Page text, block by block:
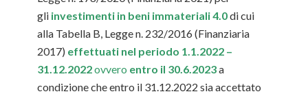
gli investimenti in beni immateriali 4.0di cui
alla Tabella B, Legge n. 232/2016 (Finanziaria
2017) effettuati nel periodo 1.1.2022 –
31.12.2022ovvero entro il 30.6.2023a
condizione che entro il 31.12.2022 sia accettato